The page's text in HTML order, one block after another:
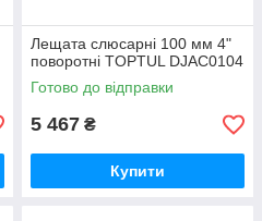
Лещата слюсарні 100 мм 4"
поворотні TOPTUL DJAC0104
Готово до відправки
5 467 ₴
Купити